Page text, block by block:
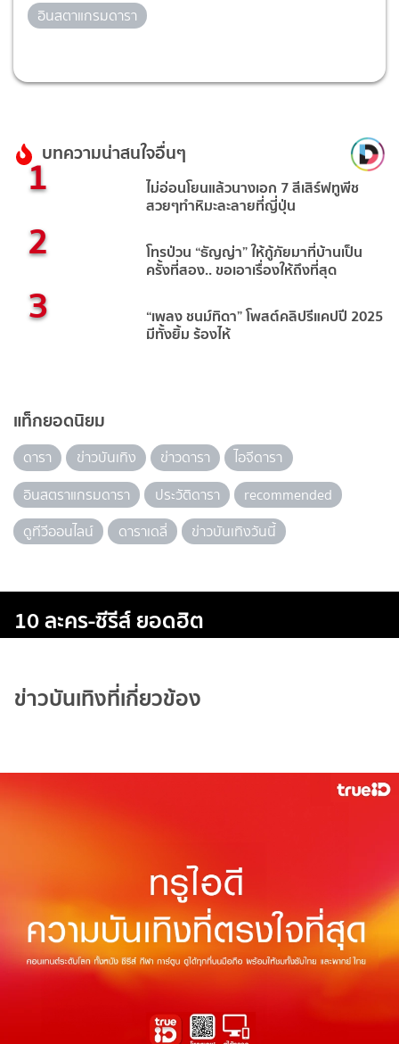
อินสตาแกรมดารา
บทความน่าสนใจอื่นๆ
1 ไม่อ่อนโยนแล้วนางเอก 7 สีเสิร์ฟทูพีช
สวยๆทำหิมะละลายที่ญี่ปุ่น
2 โทรป่วน “ธัญญ่า” ให้กู้ภัยมาที่บ้านเป็น
ครั้งที่สอง.. ขอเอาเรื่องให้ถึงที่สุด
3 “เพลง ชนม์ทิดา” โพสต์คลิปรีแคปปี 2025
มีทั้งยิ้ม ร้องไห้
แท็กยอดนิยม
ดารา ข่าวบันเทิง ข่าวดารา
ไอจีดารา
อินสตราแกรมดารา
ประวัติดารา
recommended
ดูทีวีออนไลน์
ดาราเดลี่ ข่าวบันเทิงวันนี้
10 ละคร-ซีรีส์ ยอดฮิต
ข่าวบันเทิงที่เกี่ยวข้อง